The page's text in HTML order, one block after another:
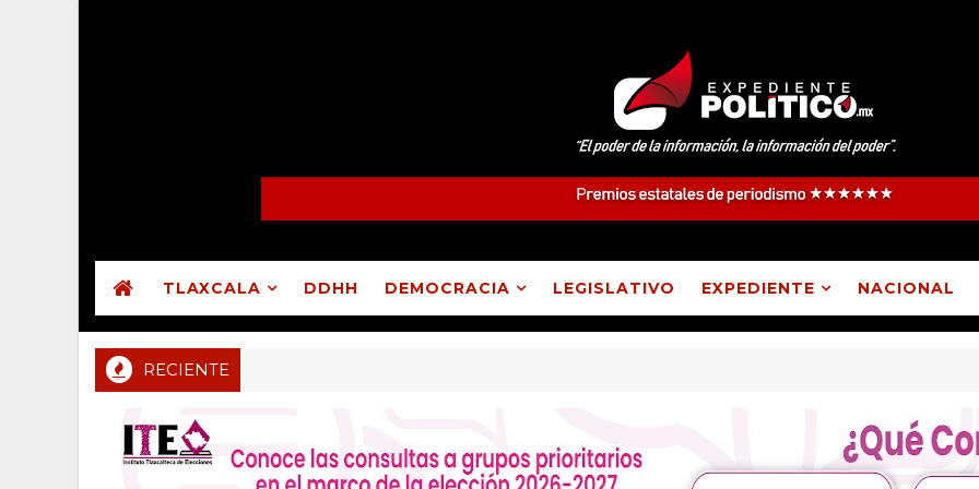
TLAXCALA DDHH DEMOCRACIA LEGISLATIVO EXPEDIENTE NACIONAL
RECIENTE